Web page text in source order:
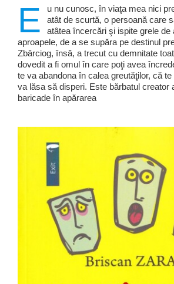
E
u nu cunosc, în viaţa mea nici
atât de scurtă, o persoană care
atâtea încercări şi ispite grele de
aproapele, de a se supăra pe destinul
Zbârciog, însă, a trecut cu demnitate
dovedit a fi omul în care poţi avea
te va abandona în calea greutăţilor, că
va lăsa să disperi. Este bărbatul creator
baricade în apărarea